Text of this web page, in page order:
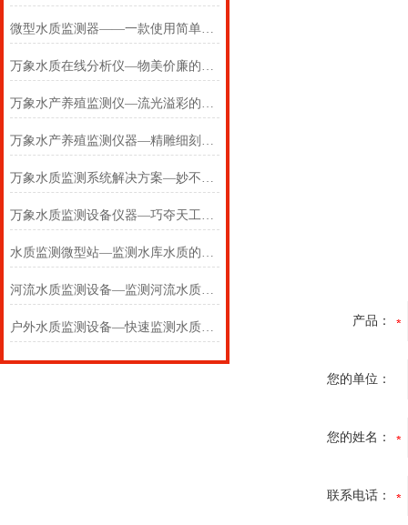
微型水质监测器——一款使用简单的水质监测站2024(万象推送)
万象水质在线分析仪—物美价廉的水质在线监测仪器#【2024+全+国+包邮】
万象水产养殖监测仪—流光溢彩的多参数水质监测仪#【2024+全+国+包邮】
万象水产养殖监测仪器—精雕细刻的水产养殖监测站#【2024+全+国+包邮】
万象水质监测系统解决方案—妙不可言的水产养殖监测系统#【2024+全+国】
万象水质监测设备仪器—巧夺天工的供水管网水质监测系统#【2024+全+国】
水质监测微型站—监测水库水质的水库水质监测设备#(2024+全+国+包邮)
河流水质监测设备—监测河流水质的河流水质在线监测系统#(2024+全+国+包邮)
户外水质监测设备—快速监测水质的水质快速监测设备#(2024+全+国+包邮) 产品：
您的单位：
您的姓名：
联系电话：